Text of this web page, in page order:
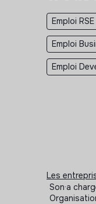
Emploi RSE
Emploi
Emploi
Les
Son·a